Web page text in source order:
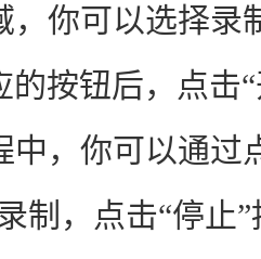
，你可以选择
的按钮后，点击
中，你可以通过
制，点击“停止